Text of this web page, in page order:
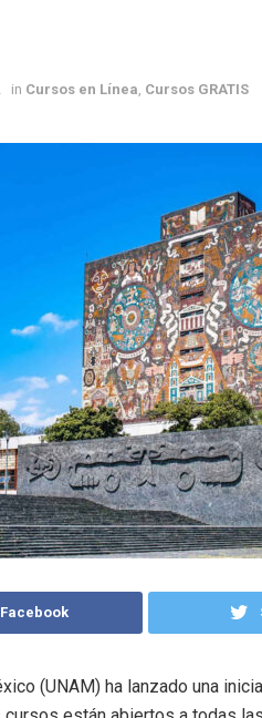
in Cursos en Línea Cursos GRATIS
(UNAM) ha lanzado una